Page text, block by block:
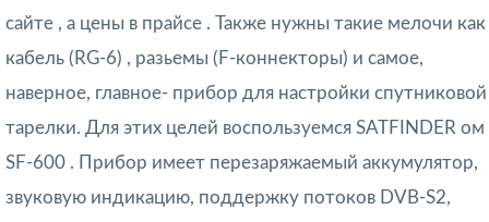
сайте , а цены в прайсе . Также нужны такие мелочи как
кабель (RG-6) , разьемы (F-коннекторы) и самое,
наверное, главное- прибор для настройки спутниковой
тарелки. Для этих целей воспользуемся SATFINDER ом
SF-600 . Прибор имеет перезаряжаемый аккумулятор,
звуковую индикацию, поддержку потоков DVB-S2,